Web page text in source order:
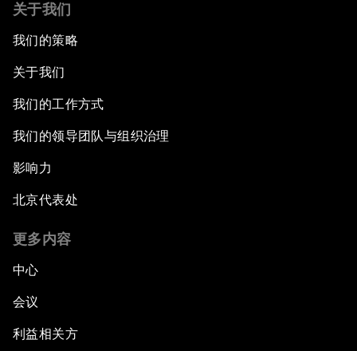
关于我们
我们的策略
关于我们
我们的工作方式
我们的领导团队与组织治理
影响力
北京代表处
更多内容
中心
会议
利益相关方